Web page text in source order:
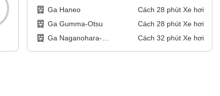
Ga Haneo Cách 28 phút Xe hơi
Ga Gumma-Otsu
Cách 28 phút Xe hơi
Ga Naganohara-
Cách 32 phút Xe hơi